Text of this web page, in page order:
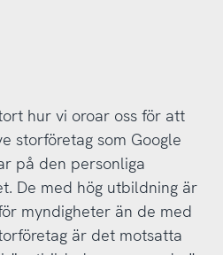
hur vi oroar oss för att
storföretag som Google
på den personliga
De med hög utbildning är
myndigheter än de med
är det motsatta